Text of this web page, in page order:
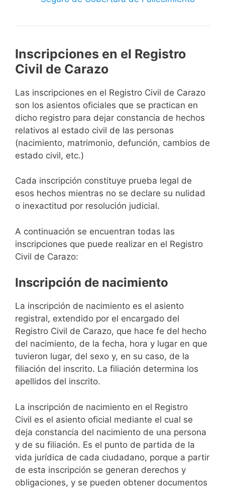
Inscripciones en el Registro
Civil de Carazo
Las inscripciones en el Registro Civil de Carazo
son los asientos oficiales que se practican en
dicho registro para dejar constancia de hechos
relativos al estado civil de las personas
(nacimiento, matrimonio, defunción, cambios de
estado civil, etc.)
Cada inscripción constituye prueba legal de
esos hechos mientras no se declare su nulidad
o inexactitud por resolución judicial.
A continuación se encuentran todas las
inscripciones que puede realizar en el Registro
Civil de Carazo:
Inscripción de nacimiento
La inscripción de nacimiento es el asiento
registral, extendido por el encargado del
Registro Civil de Carazo, que hace fe del hecho
del nacimiento, de la fecha, hora y lugar en que
tuvieron lugar, del sexo y, en su caso, de la
filiación del inscrito. La filiación determina los
apellidos del inscrito.
La inscripción de nacimiento en el Registro
Civil es el asiento oficial mediante el cual se
deja constancia del nacimiento de una persona
y de su filiación. Es el punto de partida de la
vida jurídica de cada ciudadano, porque a partir
de esta inscripción se generan derechos y
obligaciones, y se pueden obtener documentos